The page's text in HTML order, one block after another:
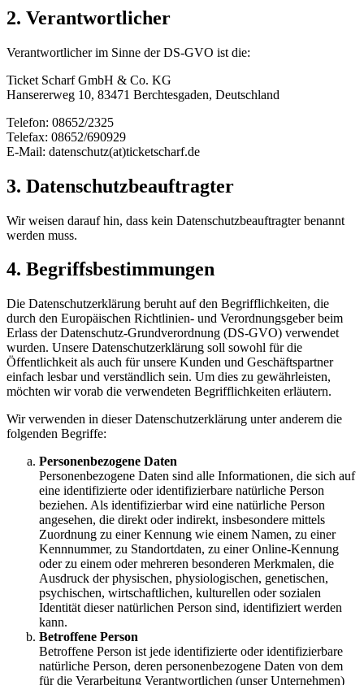
2. Verantwortlicher
Verantwortlicher im Sinne der DS-GVO ist die:
Ticket Scharf GmbH & Co. KG
Hansererweg 10, 83471 Berchtesgaden, Deutschland
Telefon: 08652/2325
Telefax: 08652/690929
E-Mail: datenschutz(at)ticketscharf.de
3. Datenschutzbeauftragter
Wir weisen darauf hin, dass kein Datenschutzbeauftragter benannt
werden muss.
4. Begriffsbestimmungen
Die Datenschutzerklärung beruht auf den Begrifflichkeiten, die
durch den Europäischen Richtlinien- und Verordnungsgeber beim
Erlass der Datenschutz-Grundverordnung (DS-GVO) verwendet
wurden. Unsere Datenschutzerklärung soll sowohl für die
Öffentlichkeit als auch für unsere Kunden und Geschäftspartner
einfach lesbar und verständlich sein. Um dies zu gewährleisten,
möchten wir vorab die verwendeten Begrifflichkeiten erläutern.
Wir verwenden in dieser Datenschutzerklärung unter anderem die
folgenden Begriffe:
Personenbezogene Daten
Personenbezogene Daten sind alle Informationen, die sich auf
eine identifizierte oder identifizierbare natürliche Person
beziehen. Als identifizierbar wird eine natürliche Person
angesehen, die direkt oder indirekt, insbesondere mittels
Zuordnung zu einer Kennung wie einem Namen, zu einer
Kennnummer, zu Standortdaten, zu einer Online-Kennung
oder zu einem oder mehreren besonderen Merkmalen, die
Ausdruck der physischen, physiologischen, genetischen,
psychischen, wirtschaftlichen, kulturellen oder sozialen
Identität dieser natürlichen Person sind, identifiziert werden
kann.
Betroffene Person
Betroffene Person ist jede identifizierte oder identifizierbare
natürliche Person, deren personenbezogene Daten von dem
für die Verarbeitung Verantwortlichen (unser Unternehmen)